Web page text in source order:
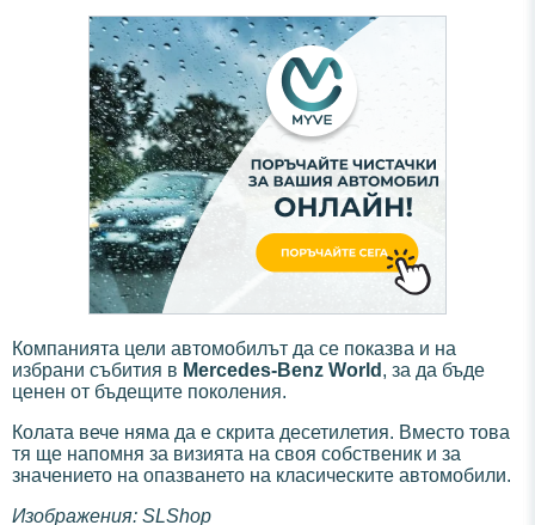
Компанията цели автомобилът да се показва и на
избрани събития в Mercedes-Benz World , за да бъде
ценен от бъдещите поколения.
Колата вече няма да е скрита десетилетия. Вместо това
тя ще напомня за визията на своя собственик и за
значението на опазването на класическите автомобили.
Изображения: SLShop